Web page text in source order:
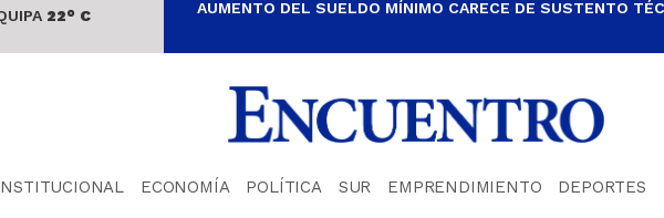
22° C AUMENTO DEL SUELDO MÍNIMO CARECE DE SUSTENTO
ECONOMÍA POLÍTICA SUR EMPRENDIMIENTO DEPORTES